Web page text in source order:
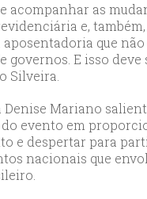
acompanhar as
e,
que
governos. E isso deve
Silveira.
Mariano
evento em
e despertar para
nacionais que